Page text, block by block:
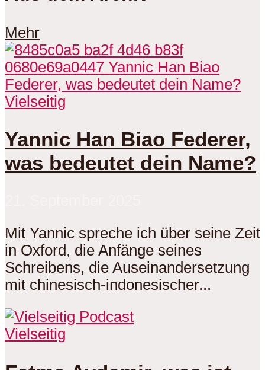
Mehr
Vielseitig
Yannic Han Biao Federer,
was bedeutet dein Name?
Mit Yannic spreche ich über seine Zeit
in Oxford, die Anfänge seines
Schreibens, die Auseinandersetzung
mit chinesisch-indonesischer...
Vielseitig